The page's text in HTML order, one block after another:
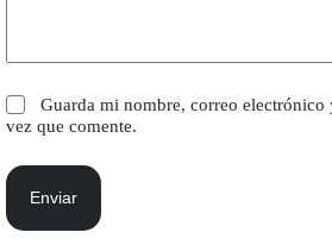
Guarda mi nombre, correo
vez que comente.
Enviar